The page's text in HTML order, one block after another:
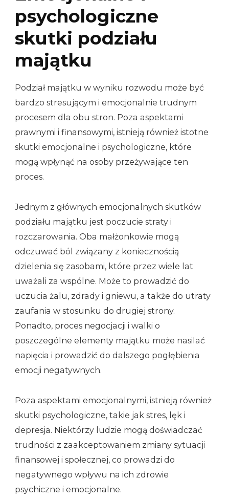
psychologiczne
skutki podziału
majątku
Podział majątku w wyniku rozwodu może być
bardzo stresującym i emocjonalnie trudnym
procesem dla obu stron. Poza aspektami
prawnymi i finansowymi, istnieją również istotne
skutki emocjonalne i psychologiczne, które
mogą wpłynąć na osoby przeżywające ten
proces.
Jednym z głównych emocjonalnych skutków
podziału majątku jest poczucie straty i
rozczarowania. Oba małżonkowie mogą
odczuwać ból związany z koniecznością
dzielenia się zasobami, które przez wiele lat
uważali za wspólne. Może to prowadzić do
uczucia żalu, zdrady i gniewu, a także do utraty
zaufania w stosunku do drugiej strony.
Ponadto, proces negocjacji i walki o
poszczególne elementy majątku może nasilać
napięcia i prowadzić do dalszego pogłębienia
emocji negatywnych.
Poza aspektami emocjonalnymi, istnieją również
skutki psychologiczne, takie jak stres, lęk i
depresja. Niektórzy ludzie mogą doświadczać
trudności z zaakceptowaniem zmiany sytuacji
finansowej i społecznej, co prowadzi do
negatywnego wpływu na ich zdrowie
psychiczne i emocjonalne.